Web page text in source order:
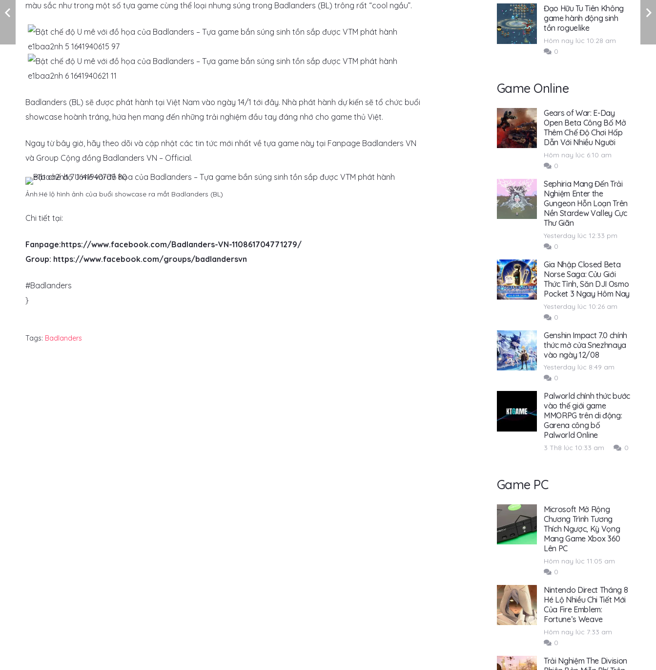
màu sắc như trong một số tựa game cùng thể loại nhưng súng trong Badlanders (BL) trông rất “cool ngầu”.
Badlanders (BL) sẽ được phát hành tại Việt Nam vào ngày 14/1 tới đây. Nhà phát hành dự kiến sẽ tổ chức buổi
showcase hoành tráng, hứa hẹn mang đến những trải nghiệm đầu tay đáng nhớ cho game thủ Việt.
Ngay từ bây giờ, hãy theo dõi và cập nhật các tin tức mới nhất về tựa game này tại Fanpage Badlanders VN
và Group Cộng đồng Badlanders VN – Official.
Ảnh:Hé lộ hình ảnh của buổi showcase ra mắt Badlanders (BL)
Chi tiết tại:
Fanpage:https://www.facebook.com/Badlanders-VN-110861704771279/
Group: https://www.facebook.com/groups/badlandersvn
#Badlanders
}
Tags: Badlanders
Đạo Hữu Tu Tiên Không
game hành động sinh
tồn roguelike
Hôm nay lúc 10:28 am
0
Game Online
Gears of War: E-Day
Open Beta Công Bố Mở
Thêm Chế Độ Chơi Hấp
Dẫn Với Nhiều Người
Hôm nay lúc 6:10 am
0
Sephiria Mang Đến Trải
Nghiệm Enter the
Gungeon Hỗn Loạn Trên
Nền Stardew Valley Cực
Thư Giãn
Yesterday lúc 12:33 pm
0
Gia Nhập Closed Beta
Norse Saga: Cửu Giới
Thức Tỉnh, Săn DJI Osmo
Pocket 3 Ngay Hôm Nay
Yesterday lúc 10:26 am
0
Genshin Impact 7.0 chính
thức mở cửa Snezhnaya
vào ngày 12/08
Yesterday lúc 8:49 am
0
Palworld chính thức bước
vào thế giới game
MMORPG trên di động:
Garena công bố
Palworld Online
3 Th8 lúc 10:33 am 0
Game PC
Microsoft Mở Rộng
Chương Trình Tương
Thích Ngược, Kỳ Vọng
Mang Game Xbox 360
Lên PC
Hôm nay lúc 11:05 am
0
Nintendo Direct Tháng 8
Hé Lộ Nhiều Chi Tiết Mới
Của Fire Emblem:
Fortune’s Weave
Hôm nay lúc 7:33 am
0
Trải Nghiệm The Division